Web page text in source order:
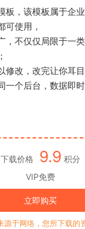
板，该模板属于企
可使用，
，不仅仅局限于一
修改，改完让你耳
一个后台，数据即
下载价格 9.9 积分
VIP免费
立即购买
源于网络，您所下载的